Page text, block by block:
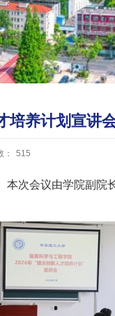
培养计划宣讲
515
本次会议由学院副